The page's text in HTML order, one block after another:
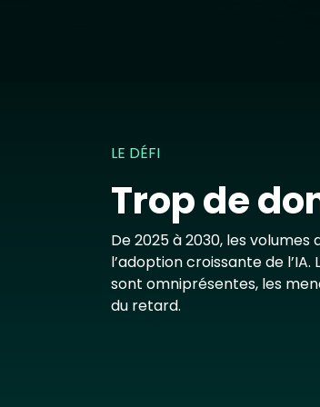
LE DÉFI
Trop de
De 2025 à 2030, les
l’adoption croissante de
sont omniprésentes, les
du retard.